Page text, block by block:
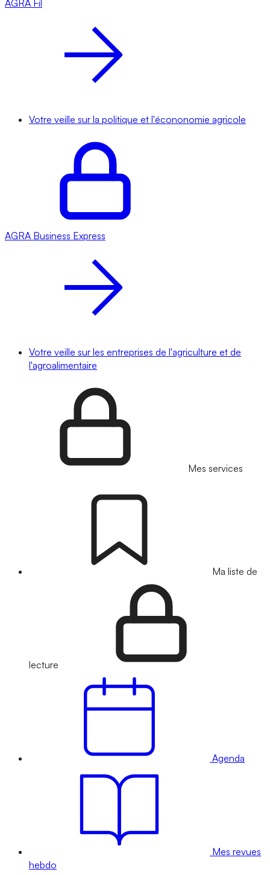
AGRA Fil
Votre veille sur la politique et l'écononomie agricole
AGRA Business Express
Votre veille sur les entreprises de l'agriculture et de
l'agroalimentaire
Mes services
Ma liste de
lecture
Agenda
Mes revues
hebdo